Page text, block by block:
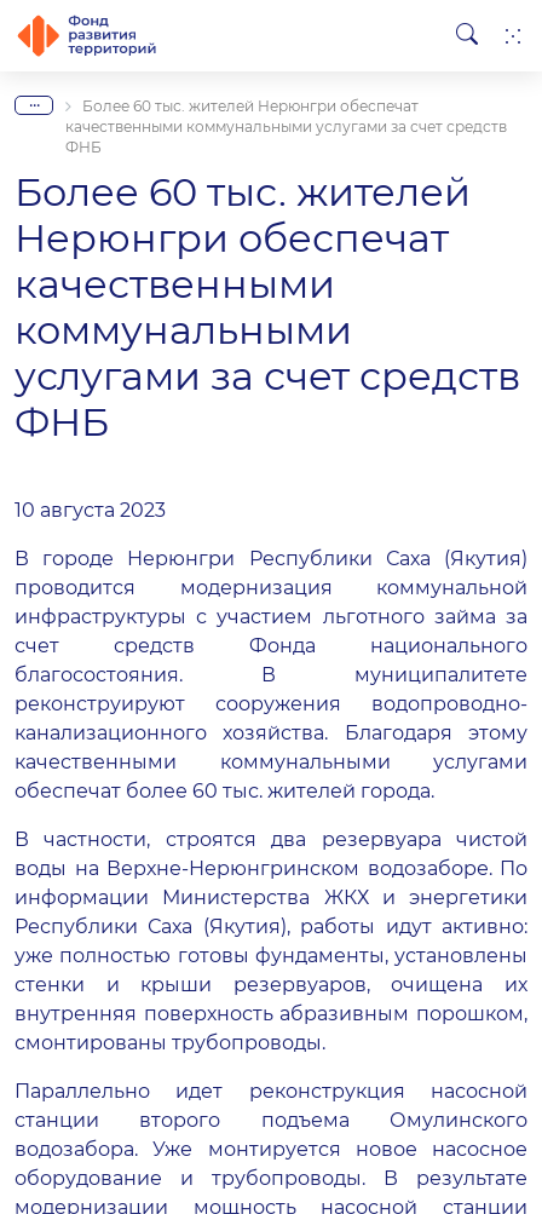
...
Более 60 тыс. жителей Нерюнгри обеспечат
качественными коммунальными услугами за счет средств
ФНБ
Более 60 тыс. жителей
Нерюнгри обеспечат
качественными
коммунальными
услугами за счет средств
ФНБ
10 августа 2023
В городе Нерюнгри Республики Саха (Якутия)
проводится модернизация коммунальной
инфраструктуры с участием льготного займа за
счет средств Фонда национального
благосостояния. В муниципалитете
реконструируют сооружения водопроводно-
канализационного хозяйства. Благодаря этому
качественными коммунальными услугами
обеспечат более 60 тыс. жителей города.
В частности, строятся два резервуара чистой
воды на Верхне-Нерюнгринском водозаборе. По
информации Министерства ЖКХ и энергетики
Республики Саха (Якутия), работы идут активно:
уже полностью готовы фундаменты, установлены
стенки и крыши резервуаров, очищена их
внутренняя поверхность абразивным порошком,
смонтированы трубопроводы.
Параллельно идет реконструкция насосной
станции второго подъема Омулинского
водозабора. Уже монтируется новое насосное
оборудование и трубопроводы. В результате
модернизации мощность насосной станции